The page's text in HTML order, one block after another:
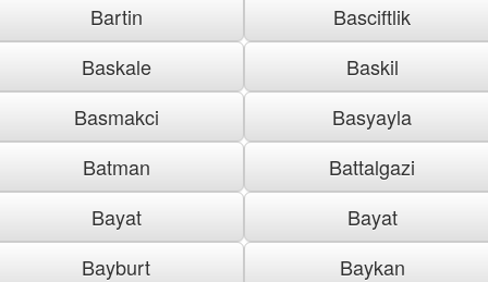
Bartin
Basciftlik
Baskale
Baskil
Basmakci
Basyayla
Batman
Battalgazi
Bayat
Bayat
Bayburt
Baykan